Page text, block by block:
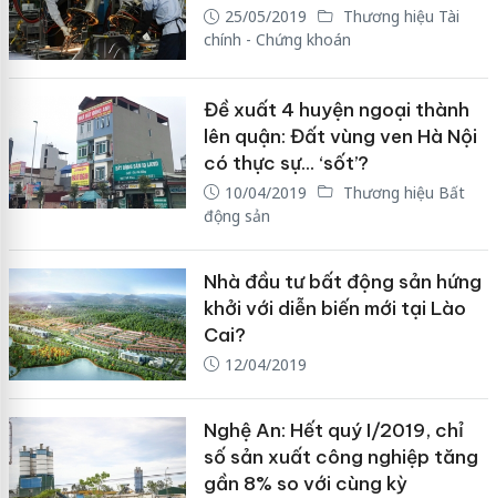
25/05/2019
Thương hiệu Tài
chính - Chứng khoán
Đề xuất 4 huyện ngoại thành
lên quận: Đất vùng ven Hà Nội
có thực sự... ‘sốt’?
10/04/2019
Thương hiệu Bất
động sản
Nhà đầu tư bất động sản hứng
khởi với diễn biến mới tại Lào
Cai?
12/04/2019
Nghệ An: Hết quý I/2019, chỉ
số sản xuất công nghiệp tăng
gần 8% so với cùng kỳ